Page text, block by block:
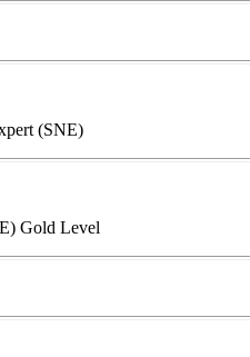
(SNE)
Gold Level